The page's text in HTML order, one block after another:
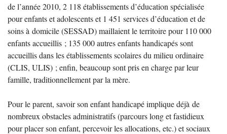
de l’année 2010, 2 118 établissements d’éducation spécialisée
pour enfants et adolescents et 1 451 services d’éducation et de
soins à domicile (SESSAD) maillaient le territoire pour 110 000
enfants accueillis ; 135 000 autres enfants handicapés sont
accueillis dans les établissements scolaires du milieu ordinaire
(CLIS, ULIS) ; enfin, beaucoup sont pris en charge par leur
famille, traditionnellement par la mère.
Pour le parent, savoir son enfant handicapé implique déjà de
nombreux obstacles administratifs (parcours long et fastidieux
pour placer son enfant, percevoir les allocations, etc.) et sociaux